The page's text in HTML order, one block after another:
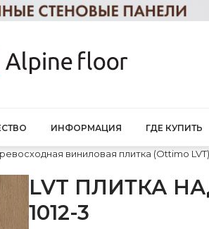
ИНФОРМАЦИЯ ГДЕ КУПИТЬ
виниловая плитка (Ottimo LVT)
LVT ПЛИТКА
1012-3